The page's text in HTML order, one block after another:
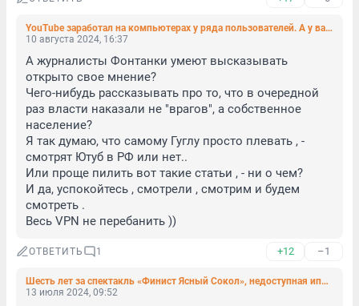
YouTube заработал на компьютерах у ряда пользователей. А у вас?
10 августа 2024, 16:37
А журналисты Фонтанки умеют высказывать
открыто свое мнение?
Чего-нибудь рассказывать про то, что в очередной
раз власти наказали не "врагов", а собственное
население?
Я так думаю, что самому Гуглу просто плевать , -
смотрят Ютуб в РФ или нет..
Или проще пилить вот такие статьи , - ни о чем?
И да, успокойтесь , смотрели , смотрим и будем
смотреть .
Весь VPN не перебанить ))
ОТВЕТИТЬ 1 +12 –1
Шесть лет за спектакль «Финист Ясный Сокол», недоступная ипотека, что тормозит авторынок. Реакция «Фонтанки» на блогера-«гастролера»
13 июля 2024, 09:52